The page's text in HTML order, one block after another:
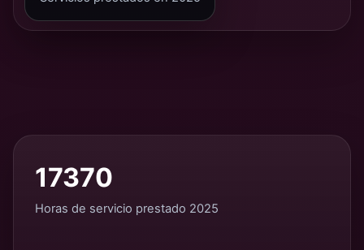
17370
Horas de servicio prestado 2025